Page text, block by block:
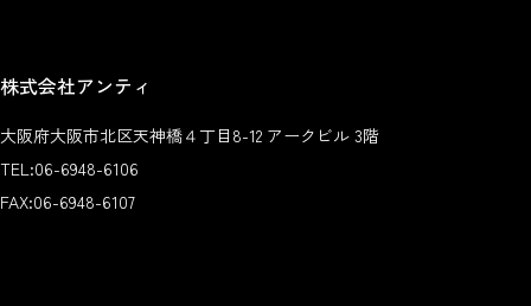
株式会社アンティ
大阪府大阪市北区天神橋４丁目8-12 アークビル 3階
TEL:06-6948-6106
FAX:06-6948-6107